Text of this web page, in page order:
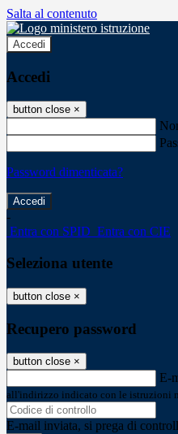
Salta al contenuto
Accedi
Accedi
button close ×
Password dimenticata?
-
Entra con SPID Entra con CIE
Seleziona utente
button close ×
Recupero password
button close ×
E-
all'indirizzo indicato con le istruzioni
E-mail inviata, si prega di